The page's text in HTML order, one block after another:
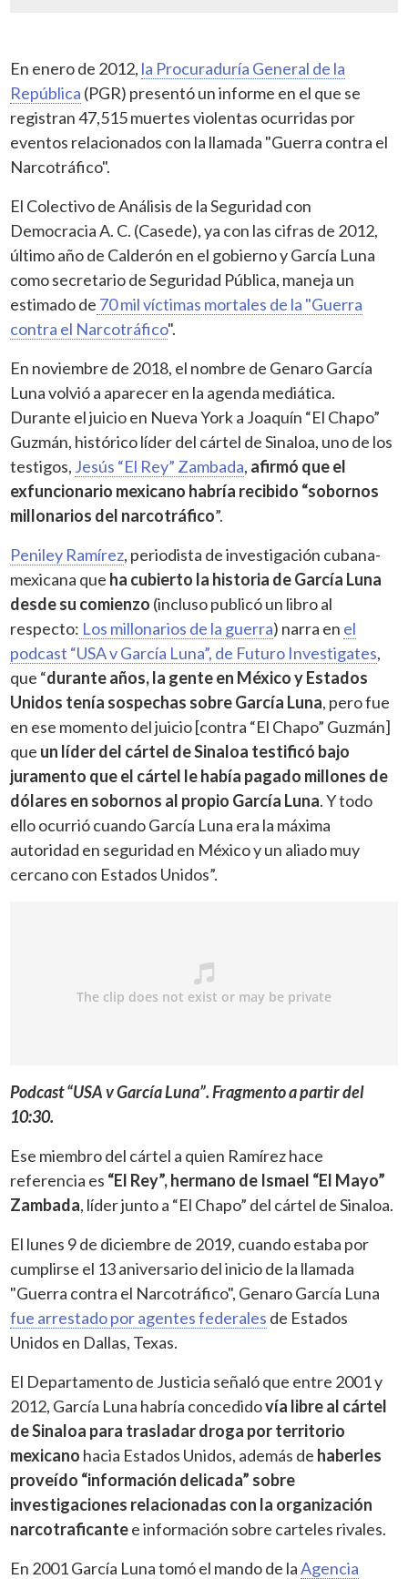
En enero de 2012, la Procuraduría General de la
República (PGR) presentó un informe en el que se
registran 47,515 muertes violentas ocurridas por
eventos relacionados con la llamada "Guerra contra el
Narcotráfico".
El Colectivo de Análisis de la Seguridad con
Democracia A. C. (Casede), ya con las cifras de 2012,
último año de Calderón en el gobierno y García Luna
como secretario de Seguridad Pública, maneja un
estimado de 70 mil víctimas mortales de la "Guerra
contra el Narcotráfico".
En noviembre de 2018, el nombre de Genaro García
Luna volvió a aparecer en la agenda mediática.
Durante el juicio en Nueva York a Joaquín “El Chapo”
Guzmán, histórico líder del cártel de Sinaloa, uno de los
testigos, Jesús “El Rey” Zambada, afirmó que el
exfuncionario mexicano habría recibido “sobornos
millonarios del narcotráfico”.
Peniley Ramírez, periodista de investigación cubana-
mexicana que ha cubierto la historia de García Luna
desde su comienzo (incluso publicó un libro al
respecto: Los millonarios de la guerra) narra en el
podcast “USA v García Luna”, de Futuro Investigates,
que “durante años, la gente en México y Estados
Unidos tenía sospechas sobre García Luna, pero fue
en ese momento del juicio [contra “El Chapo” Guzmán]
que un líder del cártel de Sinaloa testificó bajo
juramento que el cártel le había pagado millones de
dólares en sobornos al propio García Luna. Y todo
ello ocurrió cuando García Luna era la máxima
autoridad en seguridad en México y un aliado muy
cercano con Estados Unidos”.
Podcast “USA v García Luna”. Fragmento a partir del
10:30.
Ese miembro del cártel a quien Ramírez hace
referencia es “El Rey”, hermano de Ismael “El Mayo”
Zambada, líder junto a “El Chapo” del cártel de Sinaloa.
El lunes 9 de diciembre de 2019, cuando estaba por
cumplirse el 13 aniversario del inicio de la llamada
"Guerra contra el Narcotráfico", Genaro García Luna
fue arrestado por agentes federales de Estados
Unidos en Dallas, Texas.
El Departamento de Justicia señaló que entre 2001 y
2012, García Luna habría concedidovía libre al cártel
de Sinaloa para trasladar droga por territorio
mexicano hacia Estados Unidos, además de haberles
proveído “información delicada” sobre
investigaciones relacionadas con la organización
narcotraficantee información sobre carteles rivales.
En 2001 García Luna tomó el mando de laAgencia